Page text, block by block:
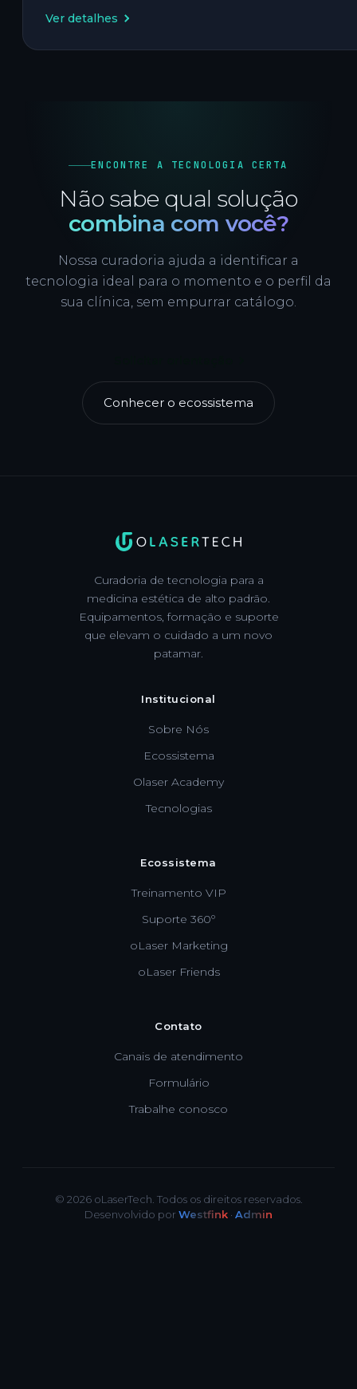
Ver detalhes
ENCONTRE A TECNOLOGIA CERTA
Não sabe qual solução
combina com você?
Nossa curadoria ajuda a identificar a
tecnologia ideal para o momento e o perfil da
sua clínica, sem empurrar catálogo.
Conhecer o ecossistema
Curadoria de tecnologia para a
medicina estética de alto padrão.
Equipamentos, formação e suporte
que elevam o cuidado a um novo
patamar.
Institucional
Sobre Nós
Ecossistema
Olaser Academy
Tecnologias
Ecossistema
Treinamento VIP
Suporte 360º
oLaser Marketing
oLaser Friends
Contato
Canais de atendimento
Formulário
Trabalhe conosco
© 2026 oLaserTech. Todos os direitos reservados.
Desenvolvido porWestfink · Admin